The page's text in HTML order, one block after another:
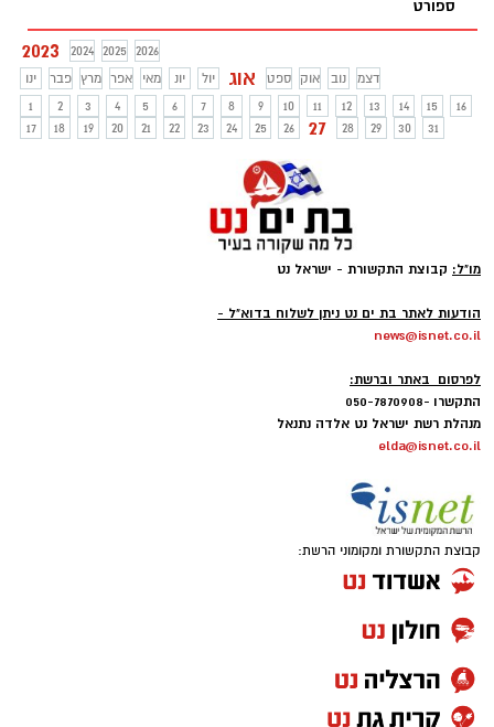
ספורט
2023 2024 2025
2026
ינו
פבר מרץ אפר מאי יונ יול אוג ספט אוק נוב
דצמ
1
2 3 4 5 6 7 8 9 10 11 12 13 14 15
16
17
18 19 20 21 22 23 24 25 26 27 28 29 30 31
מו"ל: קבוצת התקשורת - ישראל נט
הודעות לאתר בת ים נט ניתן לשלוח בדוא"ל -
news@isnet.co.il
לפרסום באתר וברשת:
התקשרו -050-7870908
מנהלת רשת ישראל נט אלדה נתנאל
elda@isnet.co.il
קבוצת התקשורת ומקומוני הרשת: